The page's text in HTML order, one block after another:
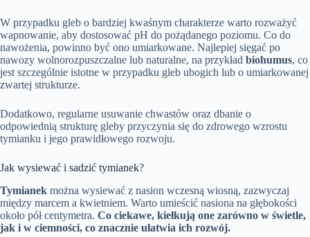
W przypadku gleb o bardziej kwaśnym charakterze warto rozważyć
wapnowanie, aby dostosować pH do pożądanego poziomu. Co do
nawożenia, powinno być ono umiarkowane. Najlepiej sięgać po
nawozy wolnorozpuszczalne lub naturalne, na przykład biohumus, co
jest szczególnie istotne w przypadku gleb ubogich lub o umiarkowanej
zwartej strukturze.
Dodatkowo, regularne usuwanie chwastów oraz dbanie o
odpowiednią strukturę gleby przyczynia się do zdrowego wzrostu
tymianku i jego prawidłowego rozwoju.
Jak wysiewać i sadzić tymianek?
Tymianek można wysiewać z nasion wczesną wiosną, zazwyczaj
między marcem a kwietniem. Warto umieścić nasiona na głębokości
około pół centymetra. Co ciekawe, kiełkują one zarówno w świetle,
jak i w ciemności, co znacznie ułatwia ich rozwój.